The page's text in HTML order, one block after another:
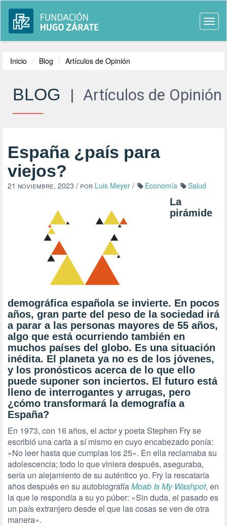
Inicio Blog Artículos de Opinión
BLOG | Artículos de Opinión
España ¿país para
viejos?
21 noviembre, 2023 / por Luis Meyer / Economía Salud
La
pirámide
demográfica española se invierte. En pocos
años, gran parte del peso de la sociedad irá
a parar a las personas mayores de 55 años,
algo que está ocurriendo también en
muchos países del globo. Es una situación
inédita. El planeta ya no es de los jóvenes,
y los pronósticos acerca de lo que ello
puede suponer son inciertos. El futuro está
lleno de interrogantes y arrugas, pero
¿cómo transformará la demografía a
España?
En 1973, con 16 años, el actor y poeta Stephen Fry se
escribió una carta a sí mismo en cuyo encabezado ponía:
«No leer hasta que cumplas los 25». En ella reclamaba su
adolescencia; todo lo que viniera después, aseguraba,
sería un alejamiento de su auténtico yo. Fry la rescataría
años después en su autobiografíaMoab Is My Washpot, en
la que le respondía a su yo púber: «Sin duda, el pasado es
un país extranjero desde el que las cosas se ven de otra
manera».